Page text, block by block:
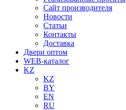
Сайт производителя
Новости
Статьи
Контакты
Доставка
Двери оптом
WEB-каталог
KZ
KZ
BY
EN
RU